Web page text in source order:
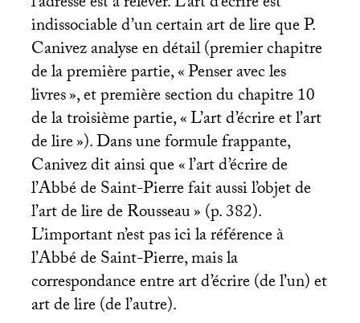
indissociable d’un certain art de lire que P.
Canivez analyse en détail (premier chapitre
de la première partie, «Penser avec les
livres», et première section du chapitre 10
de la troisième partie, «L’art d’écrire et l’art
de lire»). Dans une formule frappante,
Canivez dit ainsi que «l’art d’écrire de
l’Abbé de Saint-Pierre fait aussi l’objet de
l’art de lire de Rousseau» (p. 382).
L’important n’est pas ici la référence à
l’Abbé de Saint-Pierre, mais la
correspondance entre art d’écrire (de l’un) et
art de lire (de l’autre).